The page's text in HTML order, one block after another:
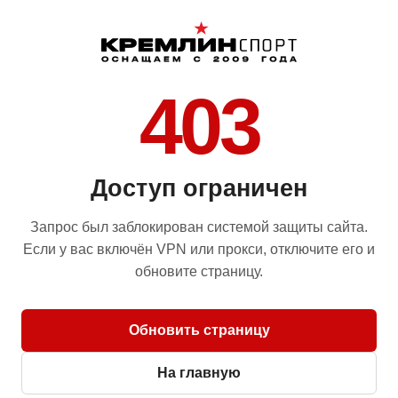
403
Доступ ограничен
Запрос был заблокирован системой защиты сайта.
Если у вас включён VPN или прокси, отключите его и
обновите страницу.
Обновить страницу
На главную